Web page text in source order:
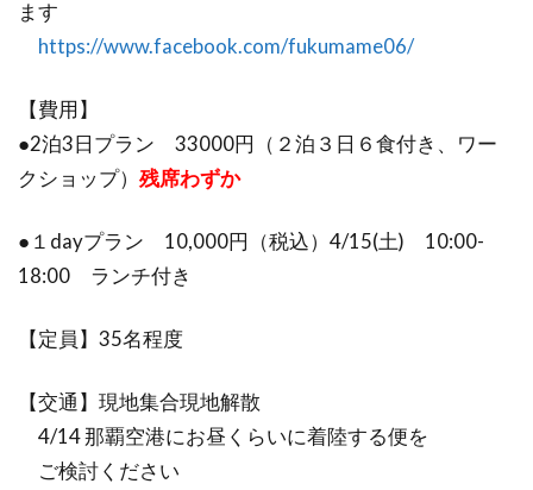
ます
https://www.facebook.com/fukumame06/
【費用】
●2泊3日プラン 33000円（２泊３日６食付き、ワー
クショップ） 残席わずか
●１dayプラン 10,000円（税込）4/15(土) 10:00-
18:00 ランチ付き
【定員】35名程度
【交通】現地集合現地解散
4/14 那覇空港にお昼くらいに着陸する便を
ご検討ください